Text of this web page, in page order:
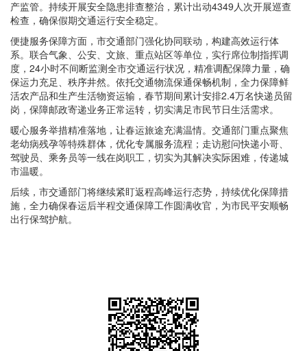
产监管。持续开展安全隐患排查整治，累计出动4349人次开展巡查
检查，确保假期交通运行安全稳定。
便捷服务保障方面，市交通部门强化协同联动，构建高效运行体
系。联合气象、公安、文旅、重点站区等单位，实行席位制指挥调
度，24小时不间断监测全市交通运行状况，精准调配保障力量，确
保运力充足、秩序井然。依托交通物流保通保畅机制，全力保障鲜
活农产品和生产生活物资运输，春节期间累计安排2.4万名快递员留
岗，保障邮政寄递业务正常运转，切实满足市民节日生活需求。
暖心服务举措精准落地，让春运旅途充满温情。交通部门重点聚焦
老幼病残孕等特殊群体，优化专属服务流程；走访慰问快递小哥、
驾驶员、乘务员等一线在岗职工，切实为其解决实际困难，传递城
市温暖。
后续，市交通部门将继续紧盯返程高峰运行态势，持续优化保障措
施，全力确保春运后半程交通保障工作圆满收官，为市民平安顺畅
出行保驾护航。